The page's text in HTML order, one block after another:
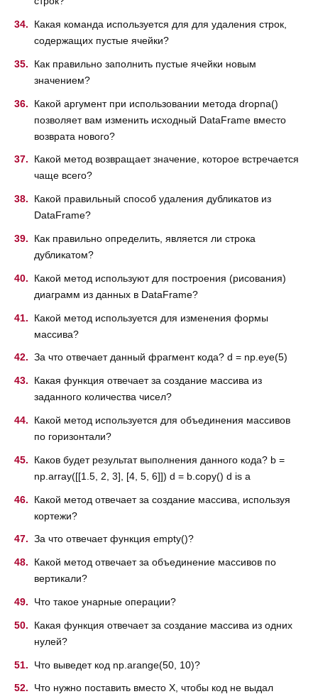
Какая команда используется для для удаления строк,
содержащих пустые ячейки?
Как правильно заполнить пустые ячейки новым
значением?
Какой аргумент при использовании метода dropna()
позволяет вам изменить исходный DataFrame вместо
возврата нового?
Какой метод возвращает значение, которое встречается
чаще всего?
Какой правильный способ удаления дубликатов из
DataFrame?
Как правильно определить, является ли строка
дубликатом?
Какой метод используют для построения (рисования)
диаграмм из данных в DataFrame?
Какой метод используется для изменения формы
массива?
За что отвечает данный фрагмент кода? d = np.eye(5)
Какая функция отвечает за создание массива из
заданного количества чисел?
Какой метод используется для объединения массивов
по горизонтали?
Каков будет результат выполнения данного кода? b =
np.array([[1.5, 2, 3], [4, 5, 6]]) d = b.copy() d is a
Какой метод отвечает за создание массива, используя
кортежи?
За что отвечает функция empty()?
Какой метод отвечает за объединение массивов по
вертикали?
Что такое унарные операции?
Какая функция отвечает за создание массива из одних
нулей?
Что выведет код np.arange(50, 10)?
Что нужно поставить вместо X, чтобы код не выдал